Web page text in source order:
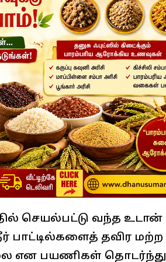
செயல்பட்டு வந்த உடான்
பாட்டில்களைத் தவிர மற்ற
என பயணிகள் தொடர்ந்து